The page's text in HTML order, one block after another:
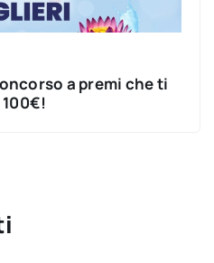
a premi che ti